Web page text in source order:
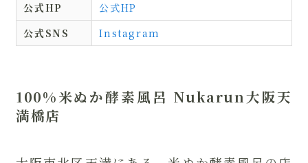
公式HP
公式HP
公式SNS
Instagram
100%米ぬか酵素風呂 Nukarun大阪天
満橋店